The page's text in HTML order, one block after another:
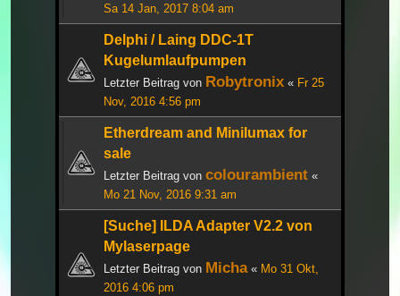
Sa 14 Jan, 2017 8:04 am
Delphi / Laing DDC-1T
Kugelumlaufpumpen
Letzter Beitrag von Robytronix « Fr 25
Nov, 2016 4:56 pm
Etherdream and Minilumax for
sale
Letzter Beitrag von colourambient «
Mo 21 Nov, 2016 9:31 am
[Suche] ILDA Adapter V2.2 von
Mylaserpage
Letzter Beitrag von Micha« Mo 31 Okt,
2016 4:06 pm